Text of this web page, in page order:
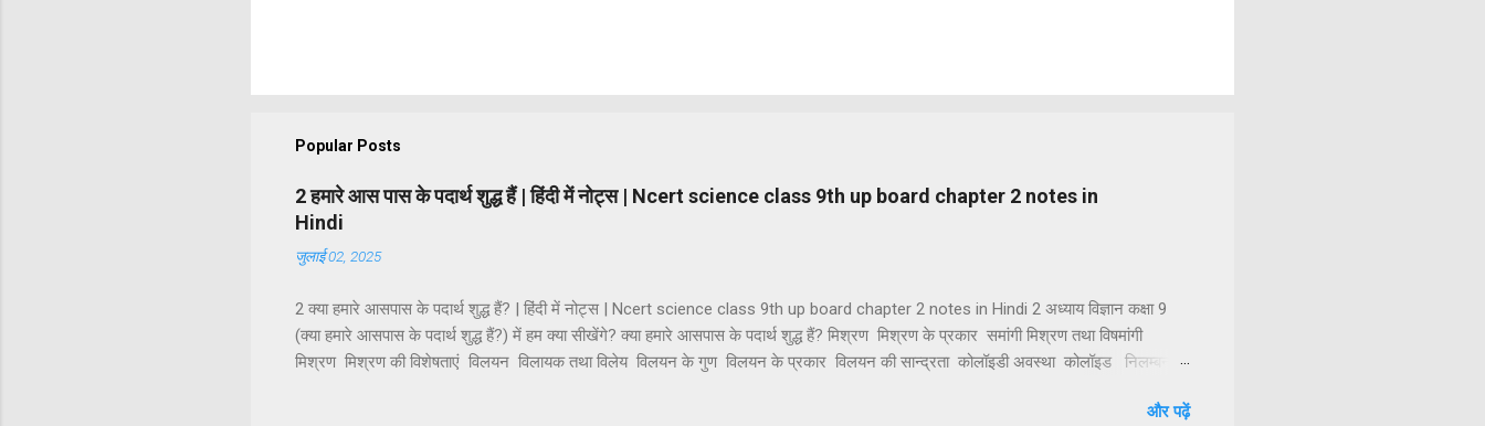
Popular Posts
2 हमारे आस पास के पदार्थ शुद्ध हैं | हिंदी में नोट्स | Ncert science class 9th up board chapter 2 notes in
Hindi
जुलाई 02, 2025
2 क्या हमारे आसपास के पदार्थ शुद्ध हैं? | हिंदी में नोट्स | Ncert science class 9th up board chapter 2 notes in Hindi 2 अध्याय विज्ञान कक्षा 9
(क्या हमारे आसपास के पदार्थ शुद्ध हैं?) में हम क्या सीखेंगे? क्या हमारे आसपास के पदार्थ शुद्ध हैं? मिश्रण मिश्रण के प्रकार समांगी मिश्रण तथा विषमांगी
मिश्रण मिश्रण की विशेषताएं विलयन विलायक तथा विलेय विलयन के गुण विलयन के प्रकार विलयन की सान्द्रता कोलॉइडी अवस्था कोलॉइड निलम्बन
और पढ़ें